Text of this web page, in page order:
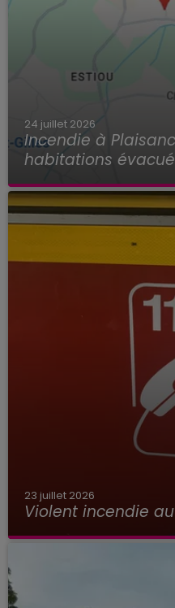
24 juillet 2026
Incendie à
habitations
23 juillet 2026
Violent incendie